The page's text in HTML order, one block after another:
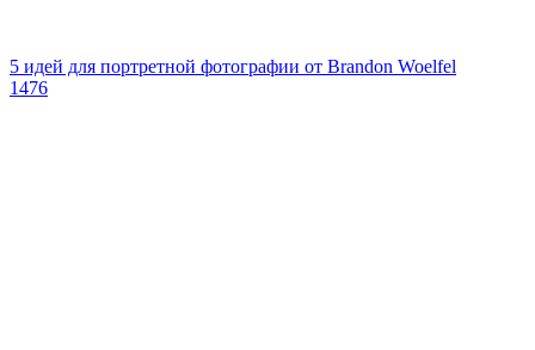
5 идей для портретной фотографии от Brandon Woelfel
1476